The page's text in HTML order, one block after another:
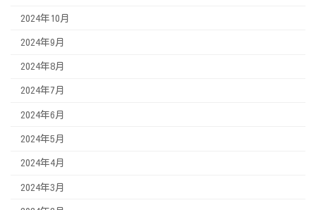
2024年10月
2024年9月
2024年8月
2024年7月
2024年6月
2024年5月
2024年4月
2024年3月